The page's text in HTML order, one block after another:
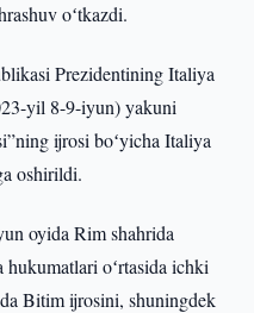
oʻtkazdi.
Prezidentining Italiya
yil 8-9-iyun) yakuni
ijrosi boʻyicha Italiya
oshirildi.
oyida Rim shahrida
oʻrtasida ichki
Bitim ijrosini, shuningdek